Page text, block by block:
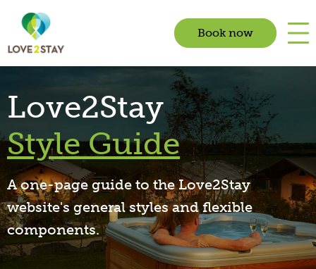
Book now
Love2Stay
Style Guide
A one-page guide to the Love2Stay
website's general styles and flexible
components.